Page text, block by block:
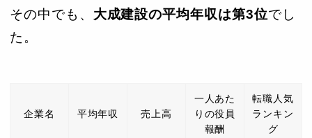
その中でも、 大成建設の平均年収は第3位でし
た。
企業名 平均年収 売上高
一人あた
りの役員
報酬
転職人気
ランキン
グ